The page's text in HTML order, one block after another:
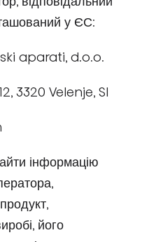
у ЄС:
aparati, d.o.o.
3320 Velenje, SI
інформацію
його